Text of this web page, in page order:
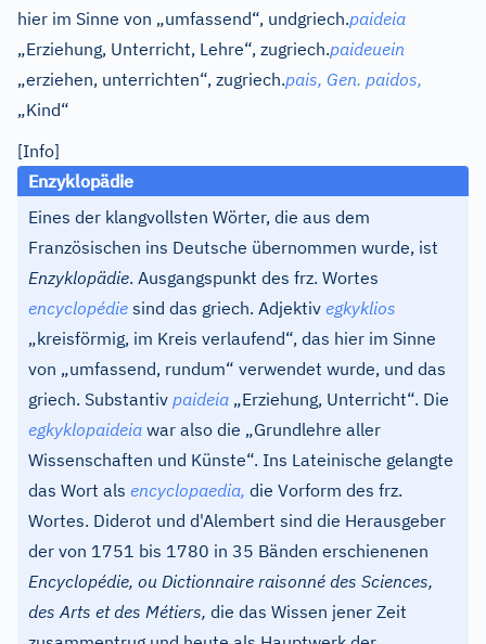
hier im Sinne von „umfassend“, undgriech.paideia
„Erziehung, Unterricht, Lehre“, zugriech.paideuein
„erziehen, unterrichten“, zugriech.pais, Gen. paidos,
„Kind“
[Info]
Enzyklopädie
Eines der klangvollsten Wörter, die aus dem
Französischen ins Deutsche übernommen wurde, ist
Enzyklopädie. Ausgangspunkt des frz. Wortes
encyclopédie sind das griech. Adjektiv egkyklios
„kreisförmig, im Kreis verlaufend“, das hier im Sinne
von „umfassend, rundum“ verwendet wurde, und das
griech. Substantiv paideia „Erziehung, Unterricht“. Die
egkyklopaideia war also die „Grundlehre aller
Wissenschaften und Künste“. Ins Lateinische gelangte
das Wort als encyclopaedia, die Vorform des frz.
Wortes. Diderot und d'Alembert sind die Herausgeber
der von 1751 bis 1780 in 35 Bänden erschienenen
Encyclopédie, ou Dictionnaire raisonné des Sciences,
des Arts et des Métiers, die das Wissen jener Zeit